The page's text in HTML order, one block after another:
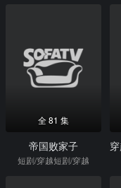
全 81 集
帝国败家子
短剧/穿越短剧/穿越